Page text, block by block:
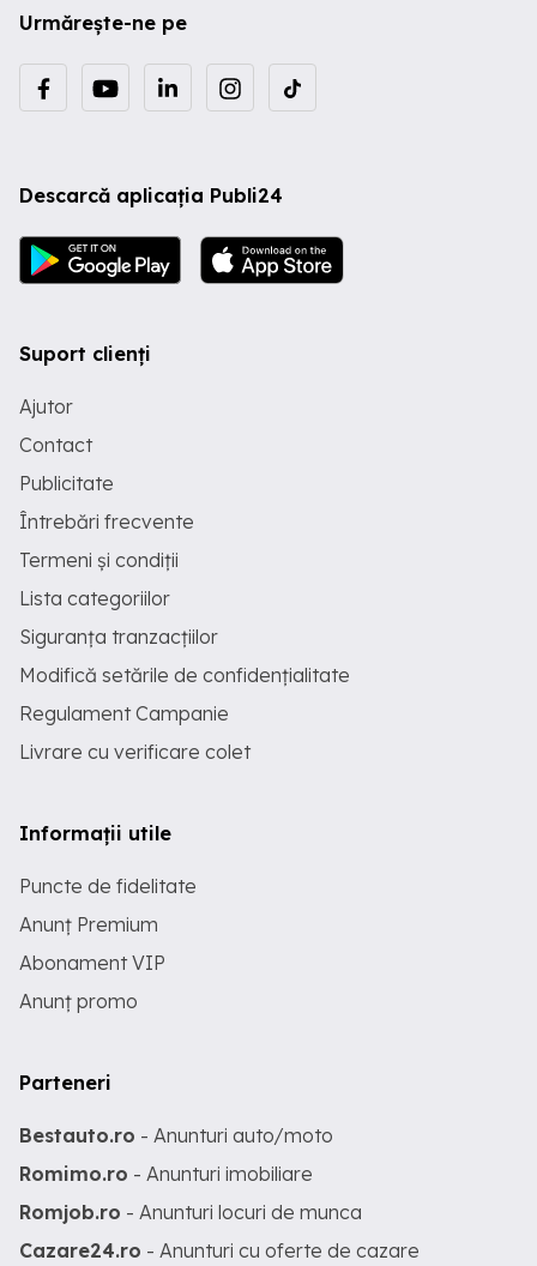
Urmărește-ne pe
Descarcă aplicația Publi24
Suport clienți
Ajutor
Contact
Publicitate
Întrebări frecvente
Termeni și condiții
Lista categoriilor
Siguranța tranzacțiilor
Modifică setările de confidențialitate
Regulament Campanie
Livrare cu verificare colet
Informații utile
Puncte de fidelitate
Anunț Premium
Abonament VIP
Anunț promo
Parteneri
Bestauto.ro - Anunturi auto/moto
Romimo.ro - Anunturi imobiliare
Romjob.ro - Anunturi locuri de munca
Cazare24.ro - Anunturi cu oferte de cazare